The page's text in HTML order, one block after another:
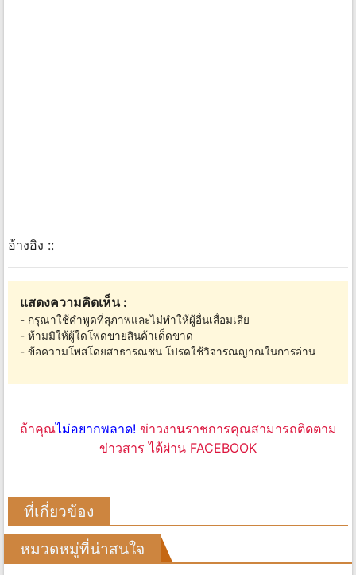
อ้างอิง ::
แสดงความคิดเห็น :
- กรุณาใช้คำพูดที่สุภาพและไม่ทำให้ผู้อื่นเสื่อมเสีย
- ห้ามมิให้ผู้ใดโพดขายสินค้าเด็ดขาด
- ข้อความโพสโดยสาธารณชน โปรดใช้วิจารณญาณในการอ่าน
ถ้าคุณไม่อยากพลาด! ข่าวงานราชการคุณสามารถติดตาม
ข่าวสาร ได้ผ่าน FACEBOOK
ที่เกี่ยวข้อง
หมวดหมู่ที่น่าสนใจ